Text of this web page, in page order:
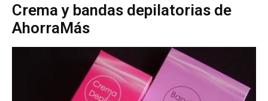
Crema y bandas depilatorias de
AhorraMás